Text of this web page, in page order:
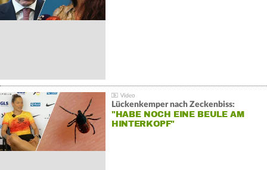
Lückenkemper nach Zeckenbiss:
"HABE NOCH EINE BEULE AM
HINTERKOPF"